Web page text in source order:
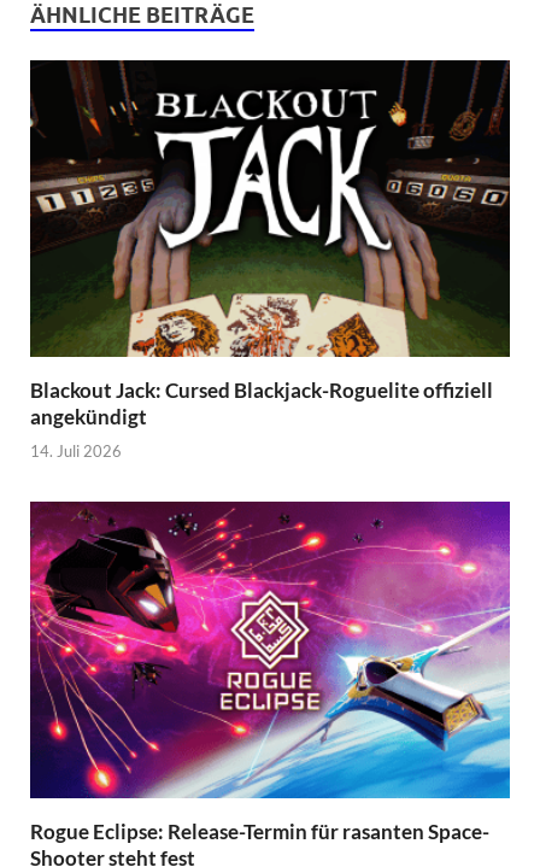
ÄHNLICHE BEITRÄGE
Blackout Jack: Cursed Blackjack-Roguelite offiziell
angekündigt
14. Juli 2026
Rogue Eclipse: Release-Termin für rasanten Space-
Shooter steht fest